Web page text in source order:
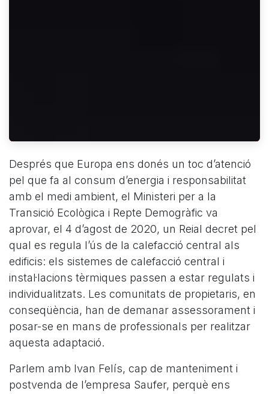
Després que Europa ens donés un toc d’atenció
pel que fa al consum d’energia i responsabilitat
amb el medi ambient, el Ministeri per a la
Transició Ecològica i Repte Demogràfic va
aprovar, el 4 d’agost de 2020, un Reial decret pel
qual es regula l’ús de la calefacció central als
edificis: els sistemes de calefacció central i
instal·lacions tèrmiques passen a estar regulats i
individualitzats. Les comunitats de propietaris, en
conseqüència, han de demanar assessorament i
posar-se en mans de professionals per realitzar
aquesta adaptació.
Parlem amb Ivan Felís, cap de manteniment i
postvenda de l’empresa Saufer, perquè ens